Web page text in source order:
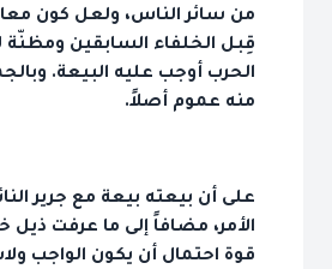
من سائر الناس، ولعل كون
قِبل الخلفاء السابقين
الحرب أوجب عليه البيعة.
منه عموم أصلاً.
على أن بيعته بيعة مع جرير
الأمر، مضافاً إلى ما عرفت ذيل
قوة احتمال أن يكون الواجب